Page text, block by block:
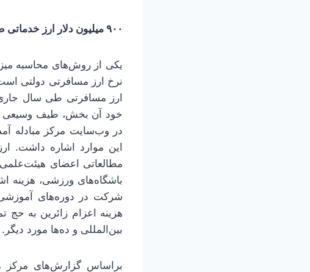
۹۰۰ میلیون دلار ارز خدماتی طی ۷ ماه
یکی از روش‌های محاسبه
نرخ ارز مسافرتی دولتی
ارز مسافرتی طی سال
خود آن بخش، طیف وسیعی
این موارد اشاره داشت.
مطالعاتی اعضای
باشگاه‌های ورزشی، هزینه
شرکت در دوره‌های آموزشی
هزینه اعزام زائرین به حج
بین‌المللی و ده‌ها مورد دیگر.